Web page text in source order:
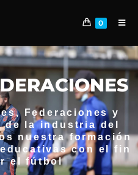
0
Federaciones y
la industria del
nuestra formación
con el fin
el fútbol